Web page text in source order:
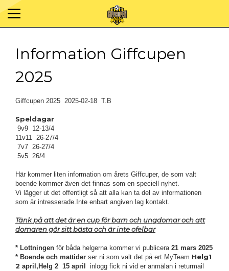
Information Giffcupen
2025
Giffcupen 2025 2025-02-18 T.B
Speldagar
9v9 12-13/4
11v11 26-27/4
7v7 26-27/4
5v5 26/4
Här kommer liten information om årets Giffcuper, de som valt
boende kommer även det finnas som en speciell nyhet.
Vi lägger ut det offentligt så att alla kan ta del av informationen
som är intresserade.Inte enbart angiven lag kontakt.
Tänk på att det är en cup för barn och ungdomar och att
domaren gör sitt bästa och är inte ofelbar
* Lottningen för båda helgerna kommer vi publicera 21 mars 2025
* Boende och mattider ser ni som valt det på ert MyTeam Helg1
2 april,Helg 2 15 april
inlogg fick ni vid er anmälan i returmail